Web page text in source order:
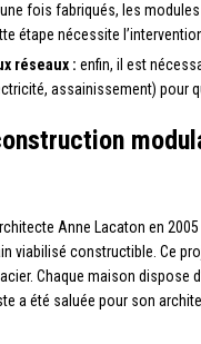
une fois fabriqués, les
étape nécessite
réseaux : enfin, il est
assainissement) pour
Anne Lacaton en
viabilisé constructible. Ce
Chaque maison dispose
a été saluée pour son